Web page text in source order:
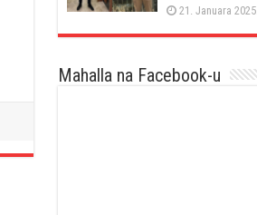
21. Januara 2025.
Mahalla na Facebook-u